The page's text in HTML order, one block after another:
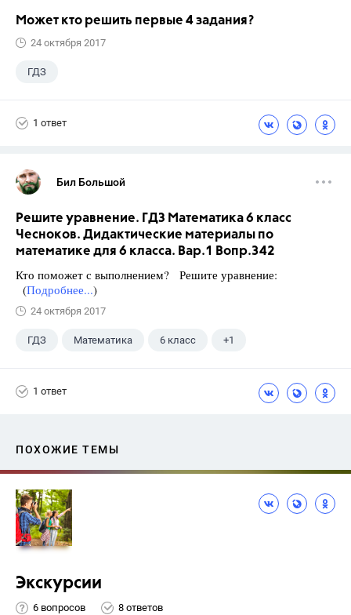
Может кто решить первые 4 задания?
24 октября 2017
ГДЗ
1 ответ
Бил Большой
Решите уравнение. ГДЗ Математика 6 класс
Чесноков. Дидактические материалы по
математике для 6 класса. Вар.1 Вопр.342
Кто поможет с выполнением? Решите уравнение:
(Подробнее...)
24 октября 2017
ГДЗ Математика 6 класс +1
1 ответ
ПОХОЖИЕ ТЕМЫ
Экскурсии
6 вопросов 8 ответов